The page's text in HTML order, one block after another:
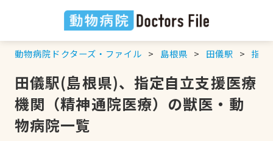
動物病院ドクターズ・ファイル 島根県 田儀駅 指定
田儀駅(島根県)、指定自立支援医療
機関（精神通院医療）の獣医・動
物病院一覧